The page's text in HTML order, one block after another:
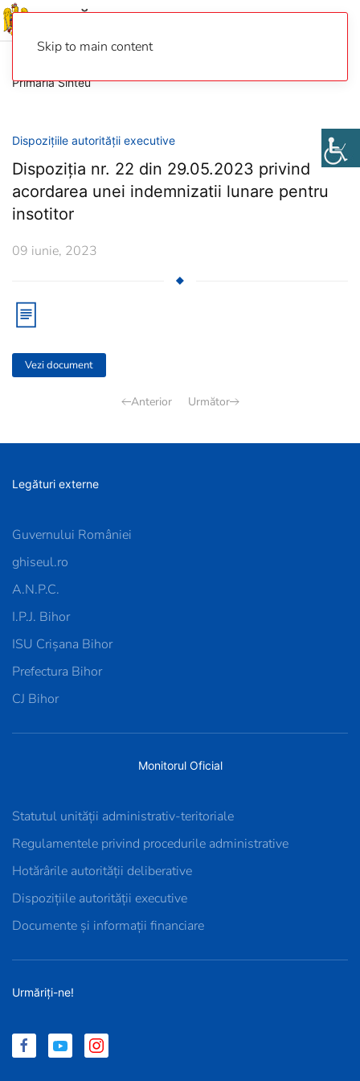
Skip to main content
Primaria Sinteu
Dispozițiile autorității executive
Dispoziția nr. 22 din 29.05.2023 privind
acordarea unei indemnizatii lunare pentru
insotitor
09 iunie, 2023
Vezi document
Anterior Următor
Legături externe
Guvernului României
ghiseul.ro
A.N.P.C.
I.P.J. Bihor
ISU Crișana Bihor
Prefectura Bihor
CJ Bihor
Monitorul Oficial
Statutul unității administrativ-teritoriale
Regulamentele privind procedurile administrative
Hotărârile autorității deliberative
Dispozițiile autorității executive
Documente și informații financiare
Urmăriți-ne!